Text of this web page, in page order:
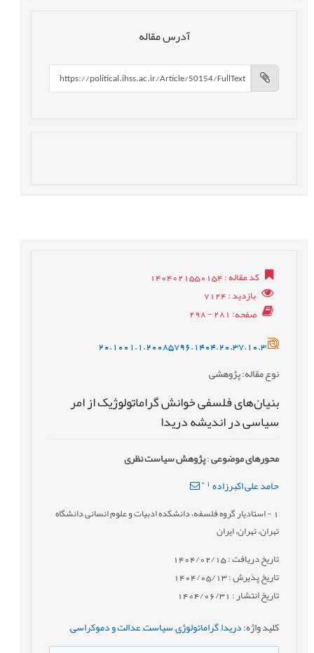
آدرس مقاله
کد مقاله: 1404021550154
بازدید: 7124
صفحه: 281 - 298
20.1001.1.20085796.1404.20.37.10.3
نوع مقاله: پژوهشی
بنیان‌های فلسفی خوانش گراماتولوژیک از امر
سیاسی در اندیشه دریدا
محورهای موضوعی:پژوهش سیاست نظری
حامد علی اکبرزاده1
*
- استادیار گروه فلسفه، دانشکده ادبیات و علوم انسانی دانشگاه
تهران، تهران، ایران
تاریخ دریافت : 1404/02/15
تاریخ پذیرش : 1404/05/13
تاریخ انتشار : 1404/06/31
کلید واژه:دریدا,گراماتولوژی,سیاست,عدالت و دموکراسی,